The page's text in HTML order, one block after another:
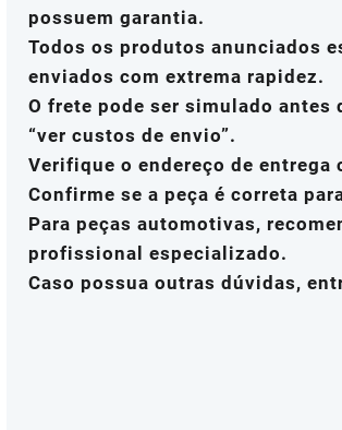
possuem garantia.
Todos os produtos anunciados
enviados com extrema rapidez.
O frete pode ser simulado antes
“ver custos de envio”.
Verifique o endereço de
Confirme se a peça é correta
Para peças automotivas,
profissional especializado.
Caso possua outras dúvidas,